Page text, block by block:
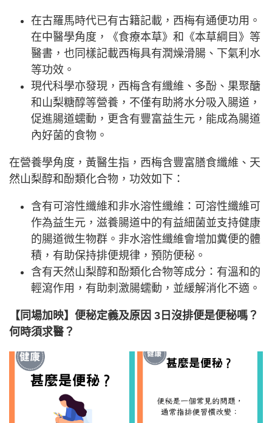
在古羅馬時代已有古籍記載，西梅有通便功用。
在中醫學角度，《食療本草》和《本草綱目》等
醫書，也同樣記載西梅具有潤燥滑腸、下氣利水
等功效。
現代科學亦發現，西梅含有纖維、多酚、果聚醣
和山梨糖醇等營養，不僅有助將水分吸入腸道，
促進腸道蠕動，更含有豐富益生元，能成為腸道
內好菌的食物。
在營養學角度，黃醫生指，西梅含豐富膳食纖維、天
然山梨醇和酚類化合物，功效如下：
含有可溶性纖維和非水溶性纖維：可溶性纖維可
作為益生元，滋養腸道中的有益細菌並支持健康
的腸道微生物群。非水溶性纖維會增加糞便的體
積，有助保持排便規律，預防便秘。
含有天然山梨醇和酚類化合物等成分：有溫和的
輕瀉作用，有助刺激腸蠕動，並緩解消化不適。
【同場加映】便秘定義及原因 3日沒排便是便秘嗎？
何時須求醫？